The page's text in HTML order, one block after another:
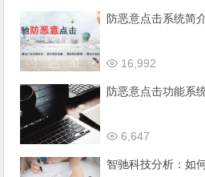
防恶意点击系统简
16,992
防恶意点击功能系
6,647
智驰科技分析：如